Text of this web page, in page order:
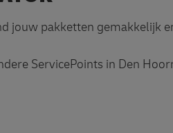
jouw pakketten gemakkelijk
ServicePoints in Den